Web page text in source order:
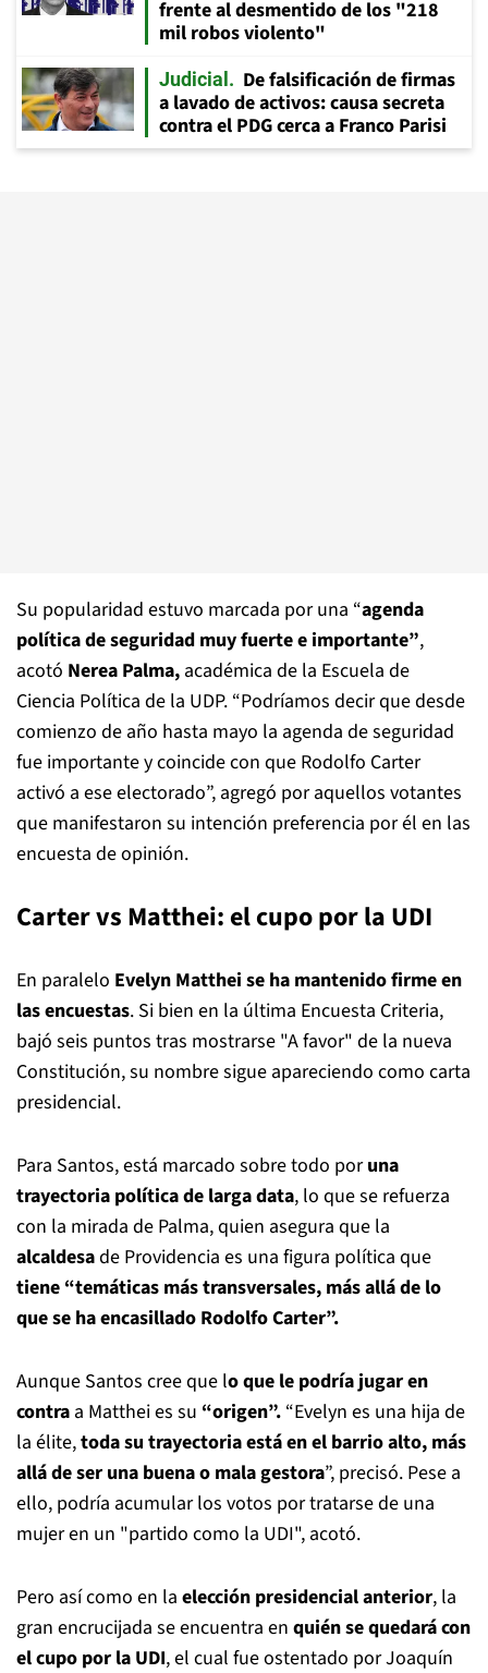
frente al desmentido de los "218
mil robos violento"
Judicial
De falsificación de firmas
a lavado de activos: causa secreta
contra el PDG cerca a Franco Parisi
Su popularidad estuvo marcada por una “agenda
política de seguridad muy fuerte e importante”,
acotó Nerea Palma, académica de la Escuela de
Ciencia Política de la UDP. “Podríamos decir que desde
comienzo de año hasta mayo la agenda de seguridad
fue importante y coincide con que Rodolfo Carter
activó a ese electorado”, agregó por aquellos votantes
que manifestaron su intención preferencia por él en las
encuesta de opinión.
Carter vs Matthei: el cupo por la UDI
En paralelo Evelyn Matthei se ha mantenido firme en
las encuestas. Si bien en la última Encuesta Criteria,
bajó seis puntos tras mostrarse "A favor" de la nueva
Constitución, su nombre sigue apareciendo como carta
presidencial.
Para Santos, está marcado sobre todo poruna
trayectoria política de larga data, lo que se refuerza
con la mirada de Palma, quien asegura que la
alcaldesade Providencia es una figura política que
tiene “temáticas más transversales, más allá de lo
que se ha encasillado Rodolfo Carter”.
Aunque Santos cree que lo que le podría jugar en
contra a Matthei es su “origen”. “Evelyn es una hija de
la élite,toda su trayectoria está en el barrio alto, más
allá de ser una buena o mala gestora”, precisó. Pese a
ello, podría acumular los votos por tratarse de una
mujer en un "partido como la UDI", acotó.
Pero así como en la elección presidencial anterior, la
gran encrucijada se encuentra en quién se quedará con
el cupo por la UDI, el cual fue ostentado por Joaquín